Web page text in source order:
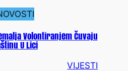
Volontiranjem Čuvaju
U Lici
VIJESTI